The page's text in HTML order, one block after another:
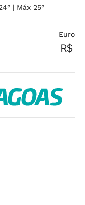
| Máx 25°
Euro
R$